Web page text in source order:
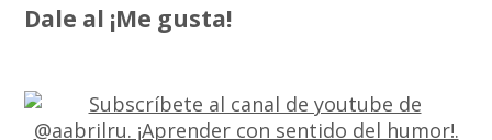
Dale al ¡Me gusta!